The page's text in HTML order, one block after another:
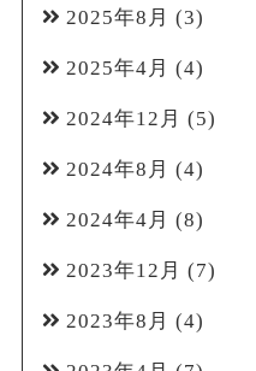
2025年8月 (3)
2025年4月 (4)
2024年12月 (5)
2024年8月 (4)
2024年4月 (8)
2023年12月 (7)
2023年8月 (4)